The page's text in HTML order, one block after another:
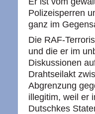
Polizeisperren
ganz im
Die RAF-
und die er im
Diskussionen
Drahtseilakt
Abgrenzung
illegitim, weil er
Dutschkes